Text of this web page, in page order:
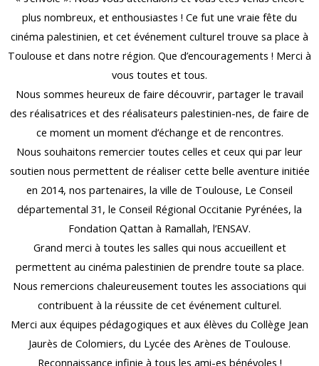
plus nombreux, et enthousiastes ! Ce fut une vraie fête du
cinéma palestinien, et cet événement culturel trouve sa place à
Toulouse et dans notre région. Que d’encouragements ! Merci à
vous toutes et tous.
Nous sommes heureux de faire découvrir, partager le travail
des réalisatrices et des réalisateurs palestinien-nes, de faire de
ce moment un moment d’échange et de rencontres.
Nous souhaitons remercier toutes celles et ceux qui par leur
soutien nous permettent de réaliser cette belle aventure initiée
en 2014, nos partenaires, la ville de Toulouse, Le Conseil
départemental 31, le Conseil Régional Occitanie Pyrénées, la
Fondation Qattan à Ramallah, l’ENSAV.
Grand merci à toutes les salles qui nous accueillent et
permettent au cinéma palestinien de prendre toute sa place.
Nous remercions chaleureusement toutes les associations qui
contribuent à la réussite de cet événement culturel.
Merci aux équipes pédagogiques et aux élèves du Collège Jean
Jaurès de Colomiers, du Lycée des Arènes de Toulouse.
Reconnaissance infinie à tous les ami-es bénévoles !